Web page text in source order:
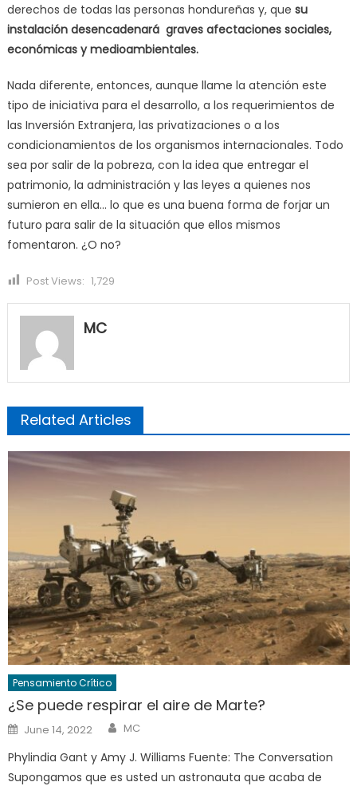
derechos de todas las personas hondureñas y, que su
instalación desencadenará graves afectaciones sociales,
económicas y medioambientales.
Nada diferente, entonces, aunque llame la atención este
tipo de iniciativa para el desarrollo, a los requerimientos de
las Inversión Extranjera, las privatizaciones o a los
condicionamientos de los organismos internacionales. Todo
sea por salir de la pobreza, con la idea que entregar el
patrimonio, la administración y las leyes a quienes nos
sumieron en ella… lo que es una buena forma de forjar un
futuro para salir de la situación que ellos mismos
fomentaron. ¿O no?
Post Views: 1,729
MC
Related Articles
Pensamiento Crítico
¿Se puede respirar el aire de Marte?
Posted
on
June 14, 2022 Author
MC
Phylindia Gant y Amy J. Williams Fuente: The Conversation
Supongamos que es usted un astronauta que acaba de